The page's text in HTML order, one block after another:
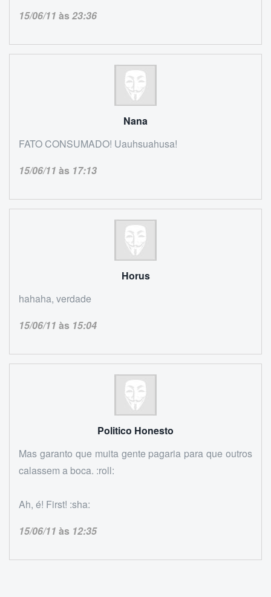
15/06/11 às23:36
Nana
FATO CONSUMADO! Uauhsuahusa!
15/06/11 às 17:13
Horus
hahaha, verdade
15/06/11 às 15:04
Politico Honesto
Mas garanto que muita gente pagaria para que outros
calassem a boca. :roll:
Ah, é! First! :sha:
15/06/11 às 12:35